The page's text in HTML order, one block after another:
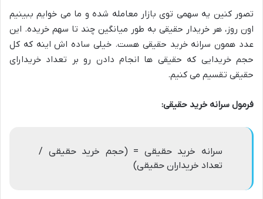
تصور کنین یه سهمی توی بازار معامله شده و ما می خوایم ببینیم
اون روز، هر خریدار حقیقی به طور میانگین چند تا سهم خریده. این
عدد همون سرانه خرید حقیقی هست. خیلی ساده اش اینه که کل
حجم خریدایی که حقیقی ها انجام دادن رو بر تعداد خریدارای
حقیقی تقسیم می کنیم.
فرمول سرانه خرید حقیقی:
سرانه خرید حقیقی = (حجم خرید حقیقی /
تعداد خریداران حقیقی)